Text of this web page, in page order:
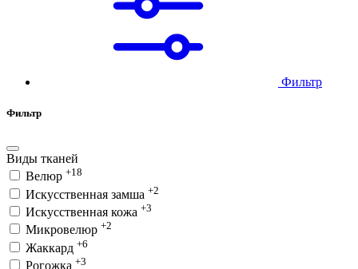
Фильтр
Фильтр
Виды тканей
Велюр +18
Искусственная замша +2
Искусственная кожа +3
Микровелюр +2
Жаккард +6
Рогожка +3